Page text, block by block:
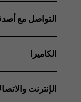
التواصل مع
الكاميرا
الإنترنت